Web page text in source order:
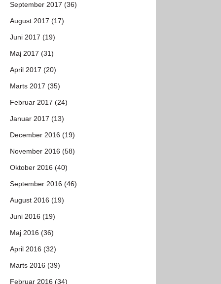
September 2017 (36)
August 2017 (17)
Juni 2017 (19)
Maj 2017 (31)
April 2017 (20)
Marts 2017 (35)
Februar 2017 (24)
Januar 2017 (13)
December 2016 (19)
November 2016 (58)
Oktober 2016 (40)
September 2016 (46)
August 2016 (19)
Juni 2016 (19)
Maj 2016 (36)
April 2016 (32)
Marts 2016 (39)
Februar 2016 (34)